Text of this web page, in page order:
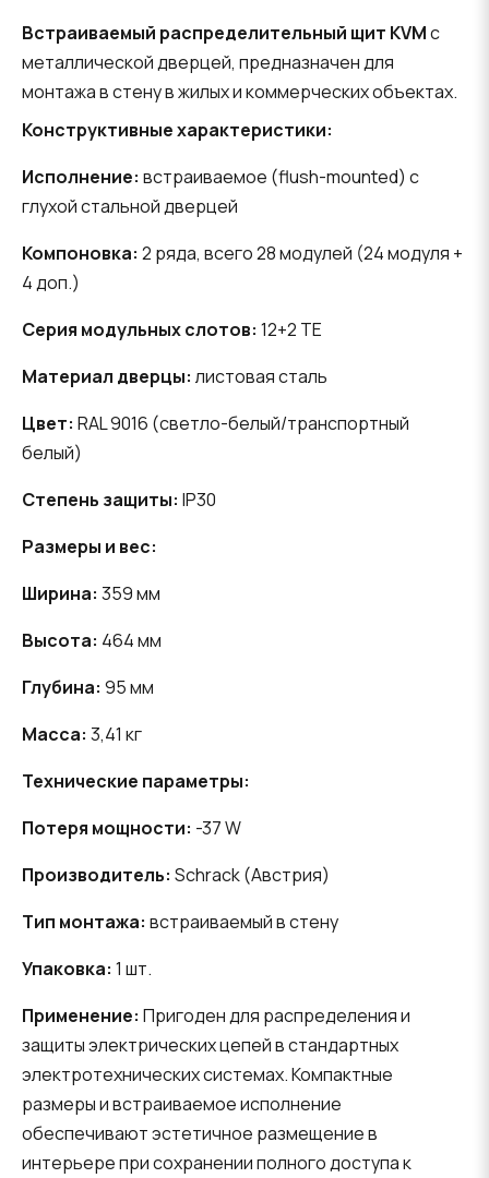
Встраиваемый распределительный щит KVMс
металлической дверцей, предназначен для
монтажа в стену в жилых и коммерческих объектах.
Конструктивные характеристики:
Исполнение: встраиваемое (flush-mounted) с
глухой стальной дверцей
Компоновка: 2 ряда, всего 28 модулей (24 модуля +
4 доп.)
Серия модульных слотов: 12+2 TE
Материал дверцы: листовая сталь
Цвет: RAL 9016 (светло-белый/транспортный
белый)
Степень защиты: IP30
Размеры и вес:
Ширина: 359 мм
Высота: 464 мм
Глубина: 95 мм
Масса: 3,41 кг
Технические параметры:
Потеря мощности: -37 W
Производитель: Schrack (Австрия)
Тип монтажа: встраиваемый в стену
Упаковка: 1 шт.
Применение: Пригоден для распределения и
защиты электрических цепей в стандартных
электротехнических системах. Компактные
размеры и встраиваемое исполнение
обеспечивают эстетичное размещение в
интерьере при сохранении полного доступа к